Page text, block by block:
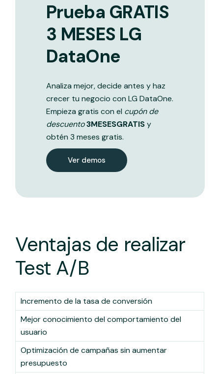
Prueba GRATIS
3 MESES LG
DataOne
Analiza mejor, decide antes y haz
crecer tu negocio con LG DataOne.
Empieza gratis con el cupón de
descuento3MESESGRATISy
obtén 3 meses gratis.
Ver demos
Ventajas de realizar
Test A/B
Incremento de la tasa de conversión
Mejor conocimiento del comportamiento del
usuario
Optimización de campañas sin aumentar
presupuesto